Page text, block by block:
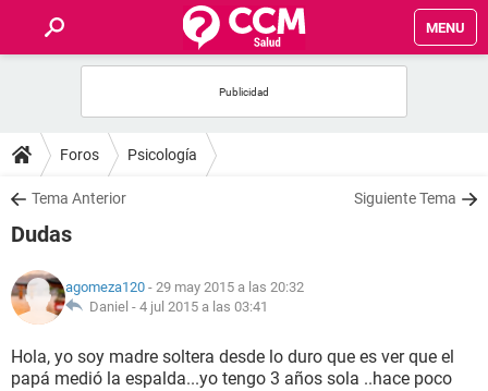
MENU
FOROS
SALUD
NUTRICIÓN
BIENESTAR
Foros Psicología
Tema Anterior Siguiente Tema
Dudas
agomeza120 - 29 may 2015 a las 20:32
Daniel - 4 jul 2015 a las 03:41
Hola, yo soy madre soltera desde lo duro que es ver que el
papá medió la espalda...yo tengo 3 años sola ..hace poco